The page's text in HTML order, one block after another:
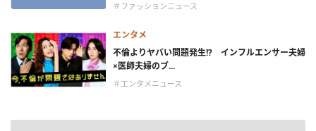
＃ファッションニュース
エンタメ
不倫よりヤバい問題発生!? インフルエンサー夫婦
×医師夫婦のブ...
＃エンタメニュース